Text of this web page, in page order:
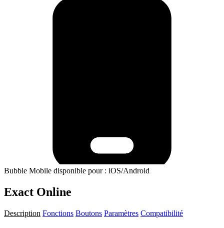
Bubble Mobile disponible pour : iOS/Android
Exact Online
Description Fonctions Boutons Paramètres Compatibilité